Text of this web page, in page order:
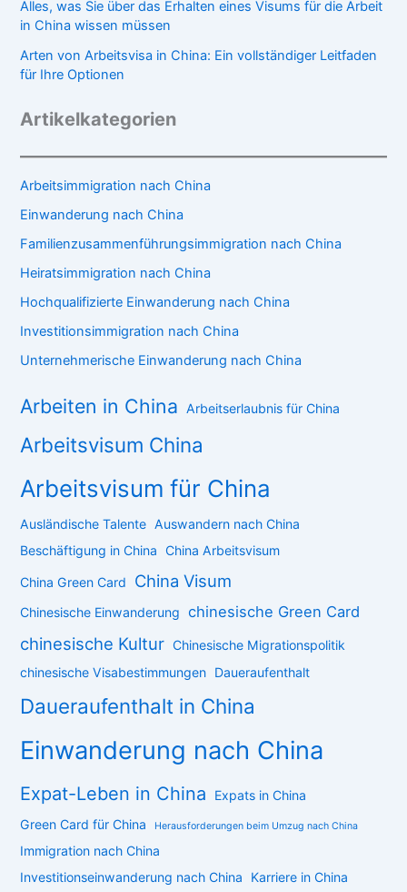
Alles, was Sie über das Erhalten eines Visums für die Arbeit
in China wissen müssen
Arten von Arbeitsvisa in China: Ein vollständiger Leitfaden
für Ihre Optionen
Artikelkategorien
Arbeitsimmigration nach China
Einwanderung nach China
Familienzusammenführungsimmigration nach China
Heiratsimmigration nach China
Hochqualifizierte Einwanderung nach China
Investitionsimmigration nach China
Unternehmerische Einwanderung nach China
Arbeiten in China Arbeitserlaubnis für China
Arbeitsvisum China
Arbeitsvisum für China
Ausländische Talente Auswandern nach China
Beschäftigung in China
China Arbeitsvisum
China Green Card China Visum
Chinesische Einwanderung chinesische Green Card
chinesische Kultur Chinesische Migrationspolitik
chinesische Visabestimmungen Daueraufenthalt
Daueraufenthalt in China
Einwanderung nach China
Expat-Leben in China
Expats in China
Green Card für China
Herausforderungen beim Umzug nach China
Immigration nach China
Investitionseinwanderung nach China
Karriere in China